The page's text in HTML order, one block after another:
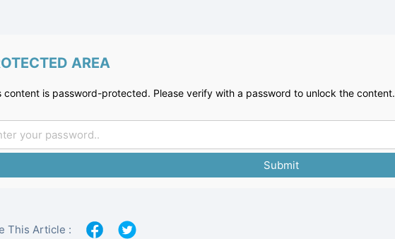
AREA
content is password-protected. Please verify with a password to unlock the content.
Submit
This Article :